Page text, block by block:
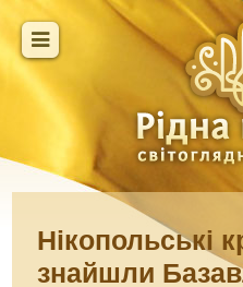
Нікопольські
знайшли